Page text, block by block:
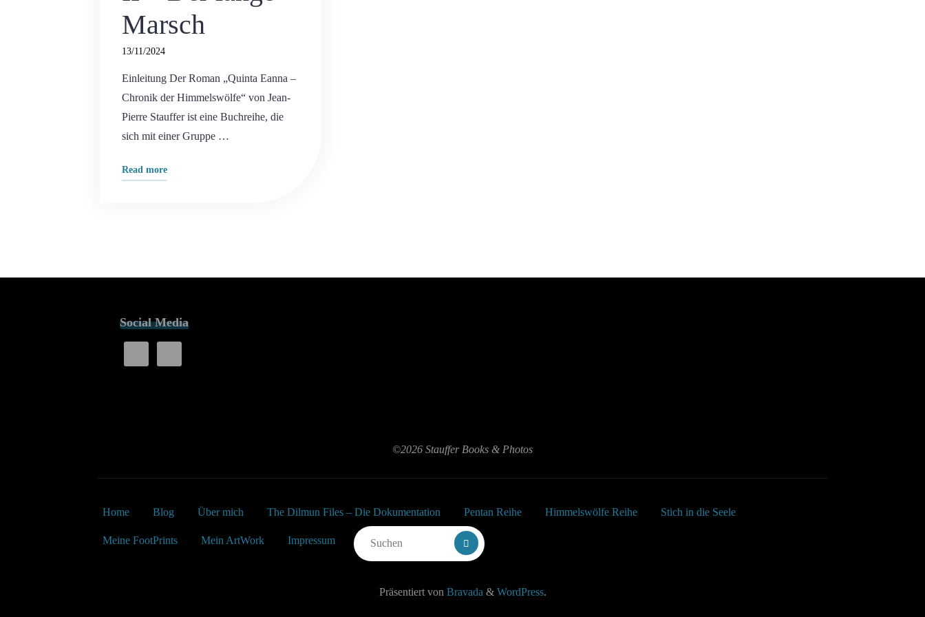
Marsch
13/11/2024
Einleitung Der Roman „Quinta Eanna –
Chronik der Himmelswölfe“ von Jean-
Pierre Stauffer ist eine Buchreihe, die
sich mit einer Gruppe …
Read more"Himmelswölfe
Social Media
©2026 Stauffer Books & Photos
Home Blog Über mich The Dilmun Files – Die Dokumentation Pentan Reihe Himmelswölfe Reihe Stich in die Seele
Meine FootPrints Mein ArtWork Impressum Suchen nach:
Präsentiert von Bravada & WordPress.